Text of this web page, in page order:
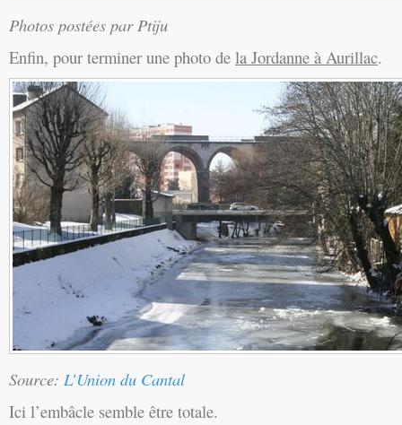
Photos postées par Ptiju
Enfin, pour terminer une photo de la Jordanne à Aurillac.
Source: L’Union du Cantal
Ici l’embâcle semble être totale.